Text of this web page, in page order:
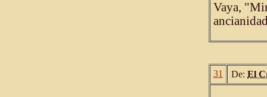
Vaya,
31 De: El